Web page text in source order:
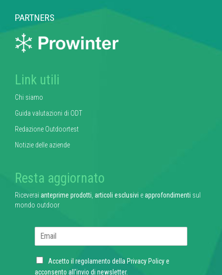
PARTNERS
Link utili
Chi siamo
Guida valutazioni di ODT
Redazione Outdoortest
Notizie delle aziende
Resta aggiornato
Riceverai anteprime prodotti articoli esclusivi eapprofondimenti sul
mondo outdoor
l
C
h
Accetto il regolamento della Privacy Policye
acconsento all'invio di newsletter.